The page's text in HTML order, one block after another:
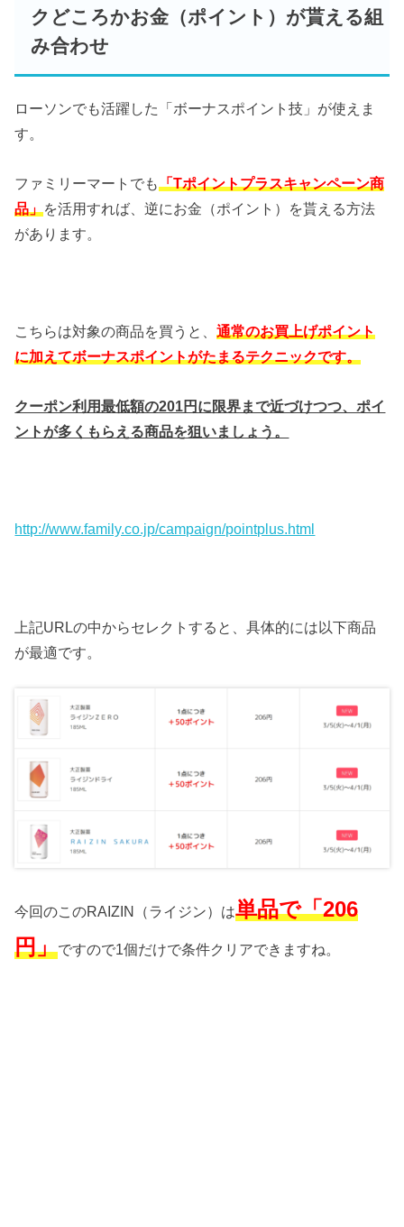
クどころかお金（ポイント）が貰える組
み合わせ
ローソンでも活躍した「ボーナスポイント技」が使えま
す。
ファミリーマートでも
「Tポイントプラスキャンペーン商
品」 を活用すれば、逆にお金（ポイント）を貰える方法
があります。
こちらは対象の商品を買うと、通常のお買上げポイント
に加えてボーナスポイントがたまるテクニックです。
クーポン利用最低額の201円に限界まで近づけつつ、ポイ
ントが多くもらえる商品を狙いましょう。
http://www.family.co.jp/campaign/pointplus.html
上記URLの中からセレクトすると、具体的には以下商品
が最適です。
今回のこのRAIZIN（ライジン）は単品で「206
円」ですので1個だけで条件クリアできますね。